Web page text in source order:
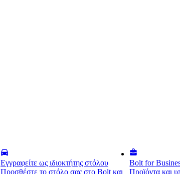
Εγγραφείτε ως ιδιοκτήτης στόλου
Προσθέστε το στόλο σας στο Bolt και
Bolt for
Προϊόντα και